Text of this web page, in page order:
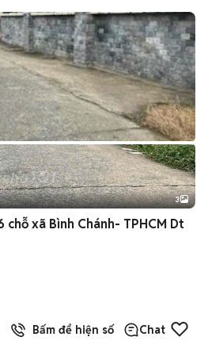
3
xã Bình Chánh- TPHCM Dt
Bấm để hiện số Chat